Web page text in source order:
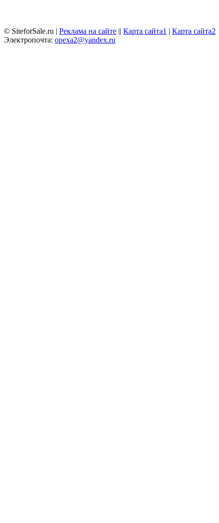
© SiteforSale.ru | Реклама на сайте || Карта сайта1 | Карта сайта2
Электропочта: opexa2@yandex.ru